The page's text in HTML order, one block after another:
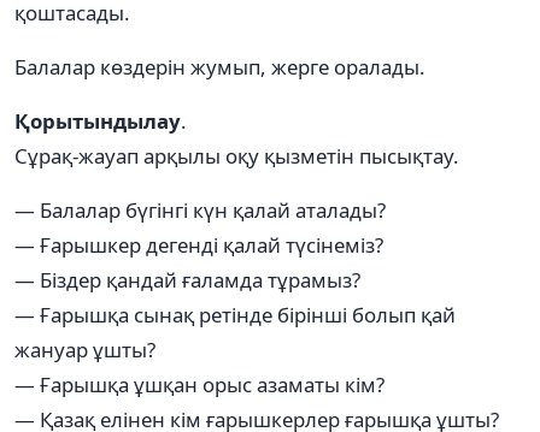
қоштасады.
Балалар көздерін жумып, жерге оралады.
Қорытындылау.
Сұрақ-жауап арқылы оқу қызметін пысықтау.
— Балалар бүгінгі күн қалай аталады?
— Ғарышкер дегенді қалай түсінеміз?
— Біздер қандай ғаламда тұрамыз?
— Ғарышқа сынақ ретінде бірінші болып қай
жануар ұшты?
— Ғарышқа ұшқан орыс азаматы кім?
— Қазақ елінен кім ғарышкерлер ғарышқа ұшты?